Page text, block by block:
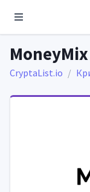
MoneyMix
CryptaList.io